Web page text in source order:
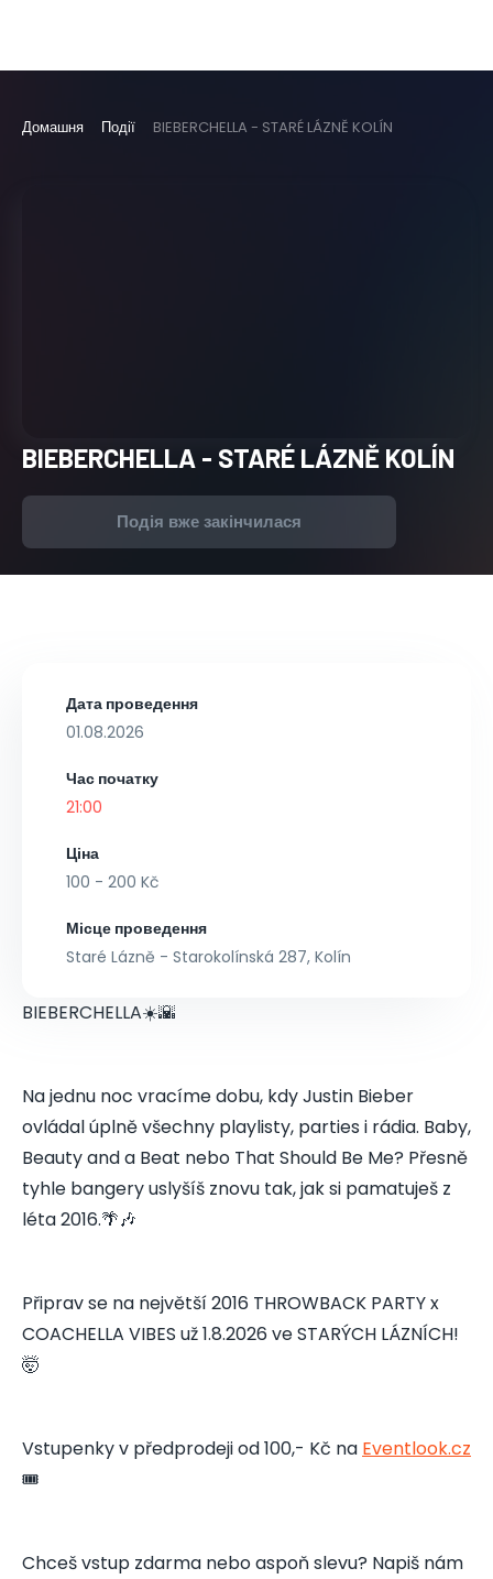
Домашня Події BIEBERCHELLA - STARÉ LÁZNĚ KOLÍN
BIEBERCHELLA - STARÉ LÁZNĚ KOLÍN
Подія вже закінчилася
Дата проведення
01.08.2026
Час початку
21:00
Ціна
100 - 200 Kč
Місце проведення
Staré Lázně - Starokolínská 287, Kolín
BIEBERCHELLA☀️🌇
Na jednu noc vracíme dobu, kdy Justin Bieber
ovládal úplně všechny playlisty, parties i rádia. Baby,
Beauty and a Beat nebo That Should Be Me? Přesně
tyhle bangery uslyšíš znovu tak, jak si pamatuješ z
léta 2016.🌴🎶
Připrav se na největší 2016 THROWBACK PARTY x
COACHELLA VIBES už 1.8.2026 ve STARÝCH LÁZNÍCH!
🤯
Vstupenky v předprodeji od 100,- Kč na Eventlook.cz
🎟️
Chceš vstup zdarma nebo aspoň slevu? Napiš nám